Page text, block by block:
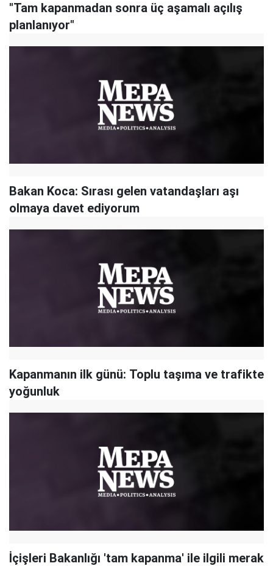
"Tam kapanmadan sonra üç aşamalı açılış
planlanıyor"
Bakan Koca: Sırası gelen vatandaşları aşı
olmaya davet ediyorum
Kapanmanın ilk günü: Toplu taşıma ve trafikte
yoğunluk
İçişleri Bakanlığı 'tam kapanma' ile ilgili merak